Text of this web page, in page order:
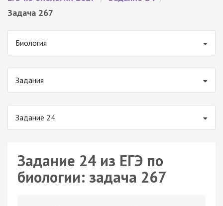
Задача 267
Биология
Задания
Задание 24
Задание 24 из ЕГЭ по
биологии: задача 267